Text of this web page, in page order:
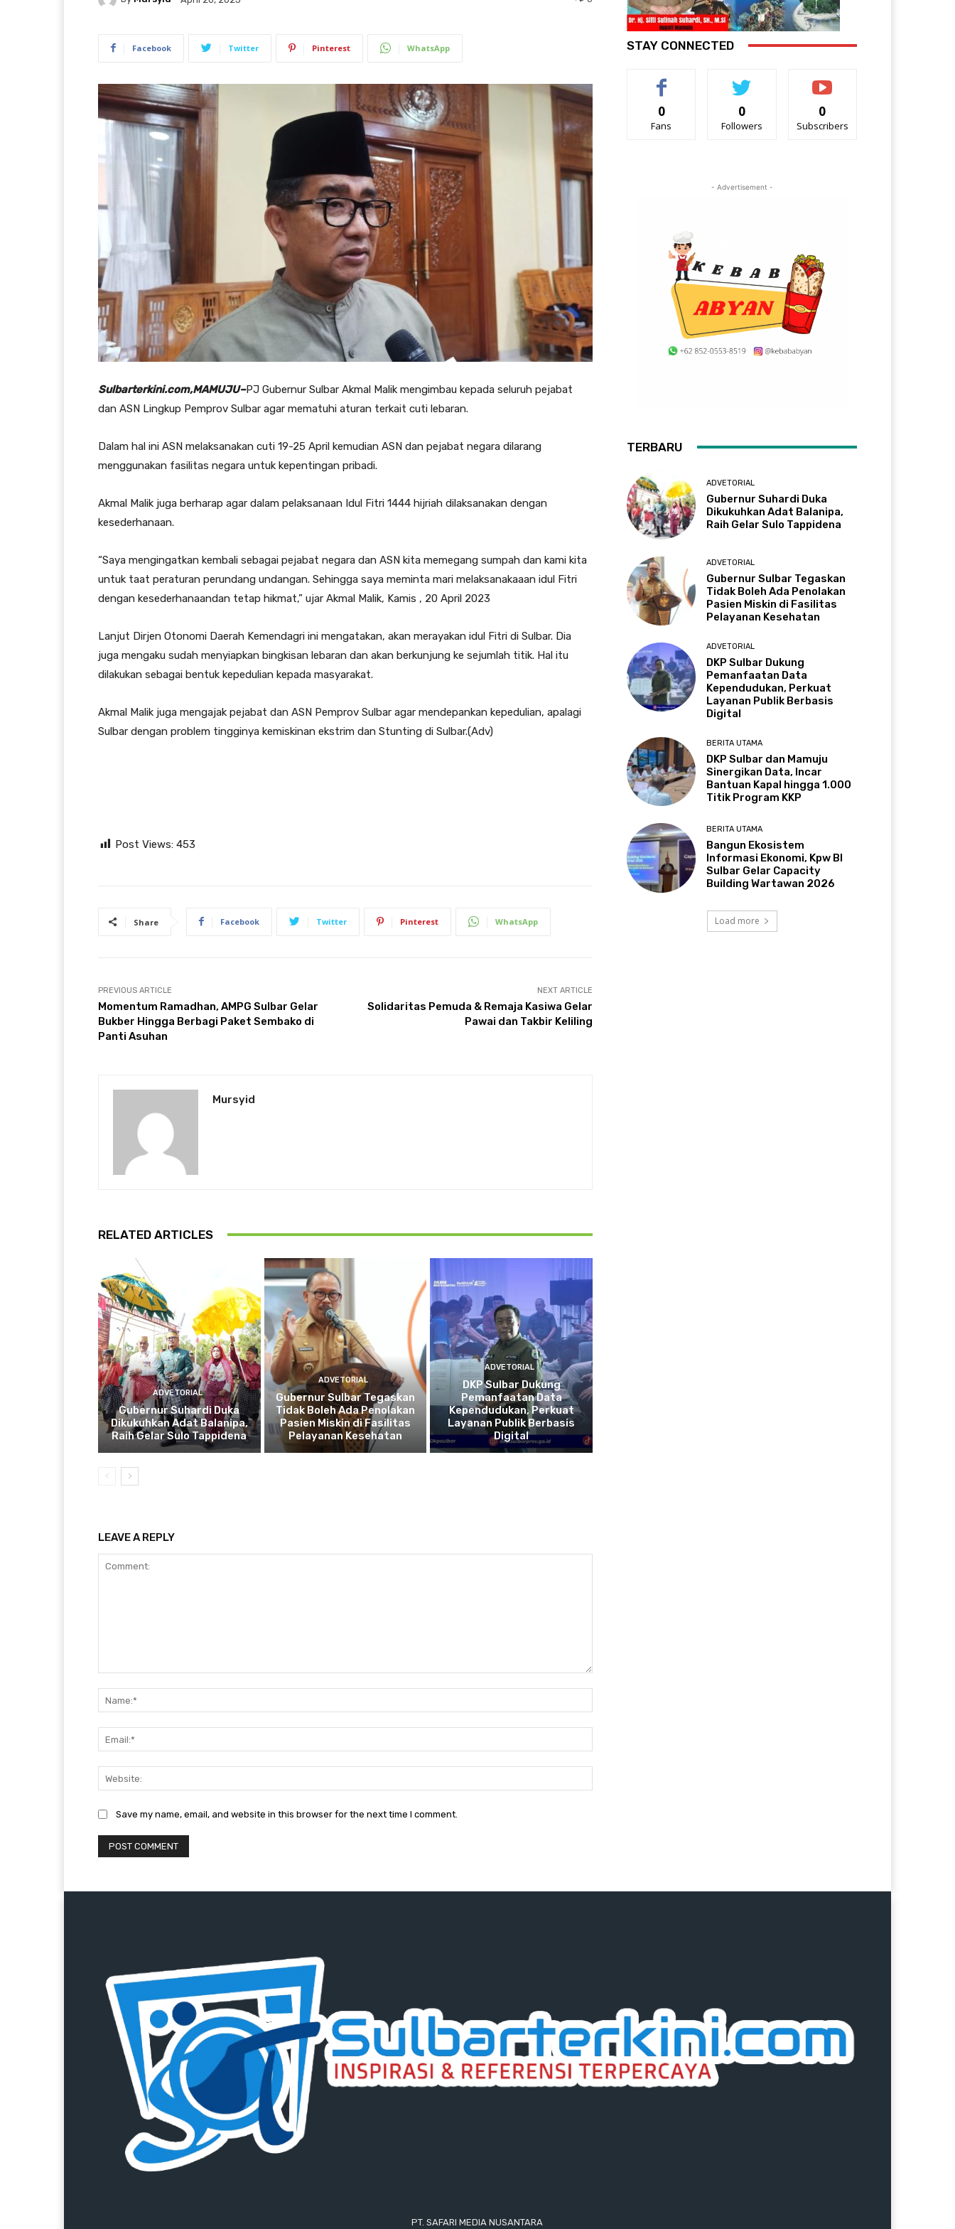
Facebook Twitter Pinterest WhatsApp
Sulbarterkini.com,MAMUJU–PJ Gubernur Sulbar Akmal Malik mengimbau kepada seluruh pejabat
dan ASN Lingkup Pemprov Sulbar agar mematuhi aturan terkait cuti lebaran.
Dalam hal ini ASN melaksanakan cuti 19-25 April kemudian ASN dan pejabat negara dilarang
menggunakan fasilitas negara untuk kepentingan pribadi.
Akmal Malik juga berharap agar dalam pelaksanaan Idul Fitri 1444 hijriah dilaksanakan dengan
kesederhanaan.
“Saya mengingatkan kembali sebagai pejabat negara dan ASN kita memegang sumpah dan kami kita
untuk taat peraturan perundang undangan. Sehingga saya meminta mari melaksanakaaan idul Fitri
dengan kesederhanaandan tetap hikmat,” ujar Akmal Malik, Kamis , 20 April 2023
Lanjut Dirjen Otonomi Daerah Kemendagri ini mengatakan, akan merayakan idul Fitri di Sulbar. Dia
juga mengaku sudah menyiapkan bingkisan lebaran dan akan berkunjung ke sejumlah titik. Hal itu
dilakukan sebagai bentuk kepedulian kepada masyarakat.
Akmal Malik juga mengajak pejabat dan ASN Pemprov Sulbar agar mendepankan kepedulian, apalagi
Sulbar dengan problem tingginya kemiskinan ekstrim dan Stunting di Sulbar.(Adv)
Post Views: 453
Share Facebook Twitter Pinterest WhatsApp
PREVIOUS ARTICLE
Momentum Ramadhan, AMPG Sulbar Gelar
Bukber Hingga Berbagi Paket Sembako di
Panti Asuhan
NEXT ARTICLE
Solidaritas Pemuda & Remaja Kasiwa Gelar
Pawai dan Takbir Keliling
Mursyid
RELATED ARTICLES
ADVETORIAL
Gubernur Suhardi Duka
Dikukuhkan Adat Balanipa,
Raih Gelar Sulo Tappidena
ADVETORIAL
Gubernur Sulbar Tegaskan
Tidak Boleh Ada Penolakan
Pasien Miskin di Fasilitas
Pelayanan Kesehatan
ADVETORIAL
DKP Sulbar Dukung
Pemanfaatan Data
Kependudukan, Perkuat
Layanan Publik Berbasis
Digital
LEAVE A REPLY
Save my name, email, and website in this browser for the next time I comment.
STAY CONNECTED
0
Fans
0
Followers
0
Subscribers
- Advertisement -
TERBARU
ADVETORIAL
Gubernur Suhardi Duka
Dikukuhkan Adat Balanipa,
Raih Gelar Sulo Tappidena
ADVETORIAL
Gubernur Sulbar Tegaskan
Tidak Boleh Ada Penolakan
Pasien Miskin di Fasilitas
Pelayanan Kesehatan
ADVETORIAL
DKP Sulbar Dukung
Pemanfaatan Data
Kependudukan, Perkuat
Layanan Publik Berbasis
Digital
BERITA UTAMA
DKP Sulbar dan Mamuju
Sinergikan Data, Incar
Bantuan Kapal hingga 1.000
Titik Program KKP
BERITA UTAMA
Bangun Ekosistem
Informasi Ekonomi, Kpw BI
Sulbar Gelar Capacity
Building Wartawan 2026
Load more
PT. SAFARI MEDIA NUSANTARA